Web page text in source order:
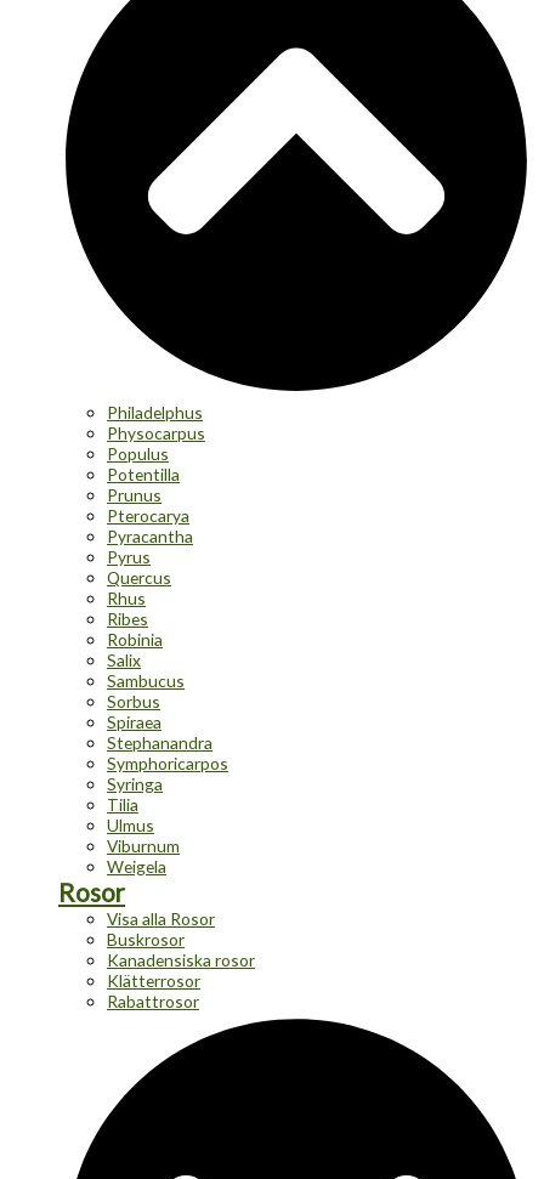
Philadelphus
Physocarpus
Populus
Potentilla
Prunus
Pterocarya
Pyracantha
Pyrus
Quercus
Rhus
Ribes
Robinia
Salix
Sambucus
Sorbus
Spiraea
Stephanandra
Symphoricarpos
Syringa
Tilia
Ulmus
Viburnum
Weigela
Rosor
Visa alla Rosor
Buskrosor
Kanadensiska rosor
Klätterrosor
Rabattrosor